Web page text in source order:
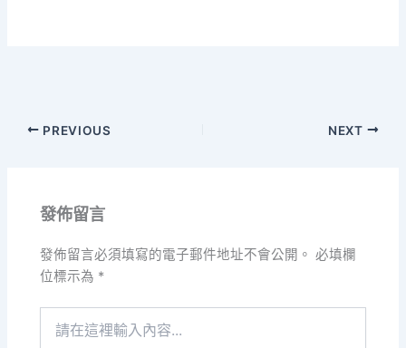
PREVIOUS NEXT
發佈留言
發佈留言必須填寫的電子郵件地址不會公開。 必填欄
位標示為 *